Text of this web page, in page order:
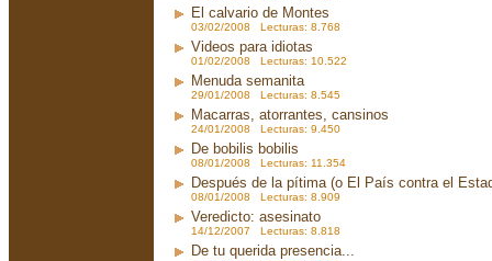
El calvario de Montes
03/02/2008 Lecturas: 8.768
Videos para idiotas
01/02/2008 Lecturas: 10.522
Menuda semanita
29/01/2008 Lecturas: 8.545
Macarras, atorrantes, cansinos
24/01/2008 Lecturas: 9.450
De bobilis bobilis
08/01/2008 Lecturas: 11.354
Después de la pítima (o El País contra el
08/01/2008 Lecturas: 8.909
Veredicto: asesinato
14/12/2007 Lecturas: 8.818
De tu querida presencia...